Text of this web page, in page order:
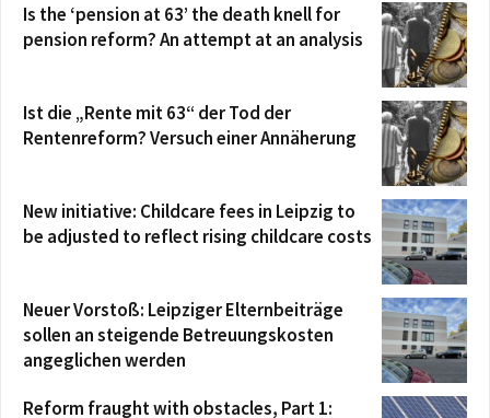
Is the ‘pension at 63’ the death knell for
pension reform? An attempt at an analysis
Ist die „Rente mit 63“ der Tod der
Rentenreform? Versuch einer Annäherung
New initiative: Childcare fees in Leipzig to
be adjusted to reflect rising childcare costs
Neuer Vorstoß: Leipziger Elternbeiträge
sollen an steigende Betreuungskosten
angeglichen werden
Reform fraught with obstacles, Part 1: